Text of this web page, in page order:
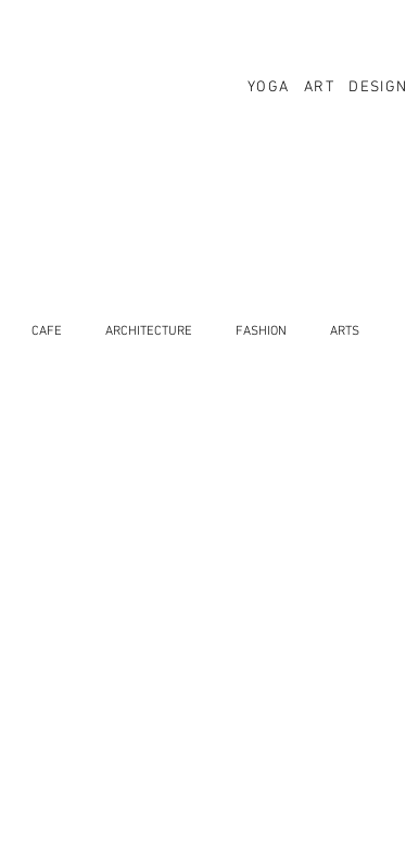
YOGA ART DESIGN
CAFE ARCHITECTURE FASHION ARTS